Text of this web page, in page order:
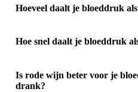
Hoeveel daalt je bloeddruk
Hoe snel daalt je bloeddruk
Is rode wijn beter voor je
drank?